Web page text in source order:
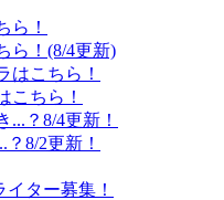
ら！
ら！(8/4更新)
はこちら！
こちら！
...？8/4更新！
8/2更新！
ター募集！